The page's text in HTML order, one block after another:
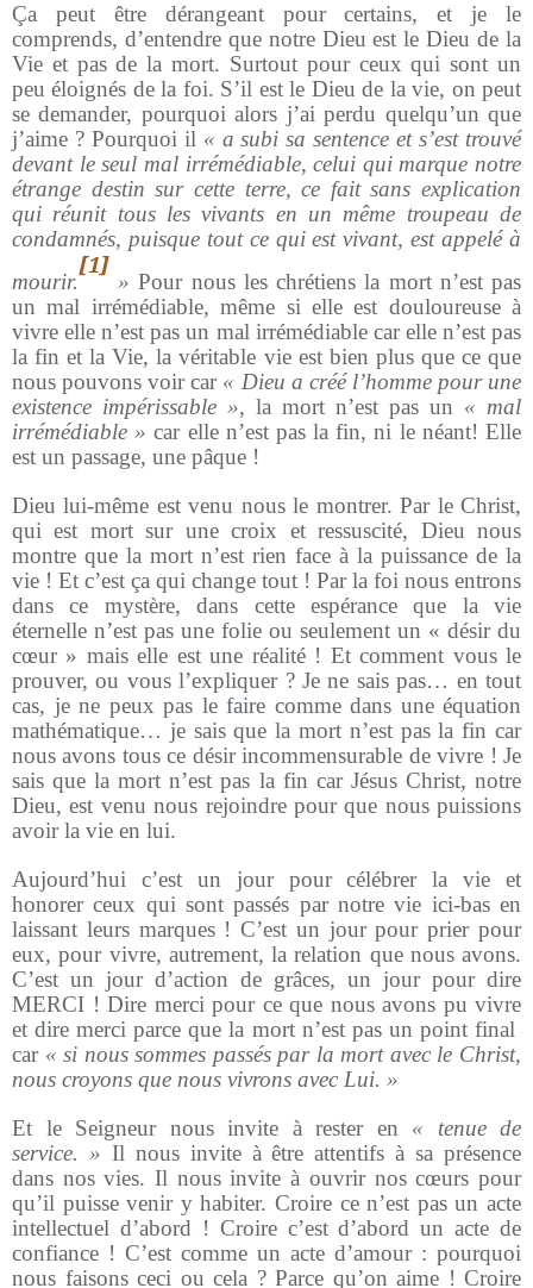
Ça peut être dérangeant pour certains, et je le
comprends, d’entendre que notre Dieu est le Dieu de la
Vie et pas de la mort. Surtout pour ceux qui sont un
peu éloignés de la foi. S’il est le Dieu de la vie, on peut
se demander, pourquoi alors j’ai perdu quelqu’un que
j’aime ? Pourquoi il « a subi sa sentence et s’est trouvé
devant le seul mal irrémédiable, celui qui marque notre
étrange destin sur cette terre, ce fait sans explication
qui réunit tous les vivants en un même troupeau de
condamnés, puisque tout ce qui est vivant, est appelé à
mourir.
[1]
»Pour nous les chrétiens la mort n’est pas
un mal irrémédiable, même si elle est douloureuse à
vivre elle n’est pas un mal irrémédiable car elle n’est pas
la fin et la Vie, la véritable vie est bien plus que ce que
nous pouvons voir car « Dieu a créé l’homme pour une
existence impérissable », la mort n’est pas un « mal
irrémédiable » car elle n’est pas la fin, ni le néant! Elle
est un passage, une pâque !
Dieu lui-même est venu nous le montrer. Par le Christ,
qui est mort sur une croix et ressuscité, Dieu nous
montre que la mort n’est rien face à la puissance de la
vie ! Et c’est ça qui change tout ! Par la foi nous entrons
dans ce mystère, dans cette espérance que la vie
éternelle n’est pas une folie ou seulement un « désir du
cœur » mais elle est une réalité ! Et comment vous le
prouver, ou vous l’expliquer ? Je ne sais pas… en tout
cas, je ne peux pas le faire comme dans une équation
mathématique… je sais que la mort n’est pas la fin car
nous avons tous ce désir incommensurable de vivre ! Je
sais que la mort n’est pas la fin car Jésus Christ, notre
Dieu, est venu nous rejoindre pour que nous puissions
avoir la vie en lui.
Aujourd’hui c’est un jour pour célébrer la vie et
honorer ceux qui sont passés par notre vie ici-bas en
laissant leurs marques ! C’est un jour pour prier pour
eux, pour vivre, autrement, la relation que nous avons.
C’est un jour d’action de grâces, un jour pour dire
MERCI ! Dire merci pour ce que nous avons pu vivre
et dire merci parce que la mort n’est pas un point final
car « si nous sommes passés par la mort avec le Christ,
nous croyons que nous vivrons avec Lui. »
Et le Seigneur nous invite à rester en « tenue de
service. » Il nous invite à être attentifs à sa présence
dans nos vies. Il nous invite à ouvrir nos cœurs pour
qu’il puisse venir y habiter. Croire ce n’est pas un acte
intellectuel d’abord ! Croire c’est d’abord un acte de
confiance ! C’est comme un acte d’amour : pourquoi
nous faisons ceci ou cela ? Parce qu’on aime ! Croire